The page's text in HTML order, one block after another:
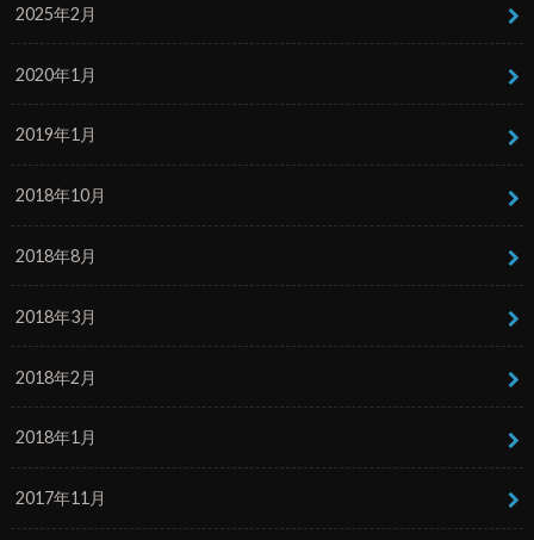
2025年2月
2020年1月
2019年1月
2018年10月
2018年8月
2018年3月
2018年2月
2018年1月
2017年11月